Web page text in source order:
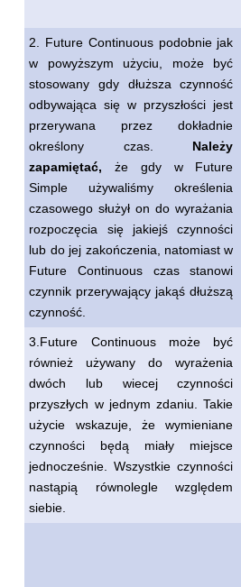
2. Future Continuous podobnie jak
w powyższym użyciu, może być
stosowany gdy dłuższa czynność
odbywająca się w przyszłości jest
przerywana przez dokładnie
określony czas. Należy
zapamiętać, że gdy w Future
Simple używaliśmy określenia
czasowego służył on do wyrażania
rozpoczęcia się jakiejś czynności
lub do jej zakończenia, natomiast w
Future Continuous czas stanowi
czynnik przerywający jakąś dłuższą
czynność.
3.Future Continuous może być
również używany do wyrażenia
dwóch lub wiecej czynności
przyszłych w jednym zdaniu. Takie
użycie wskazuje, że wymieniane
czynności będą miały miejsce
jednocześnie. Wszystkie czynności
nastąpią równolegle względem
siebie.